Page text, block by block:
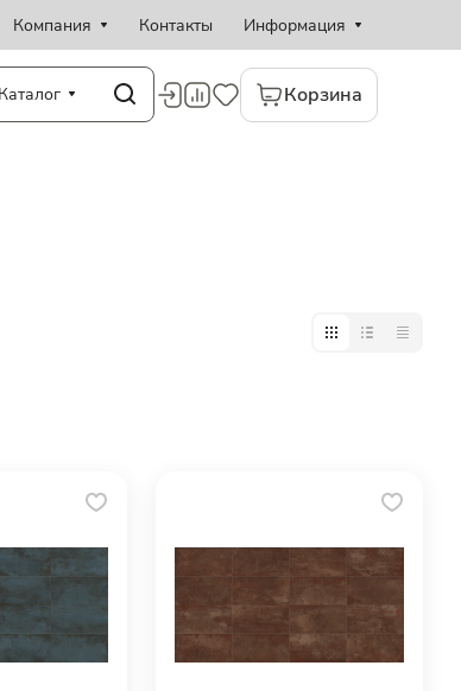
Компания Контакты Информация
Каталог Корзина